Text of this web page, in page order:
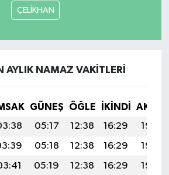
ÇELİKHAN
AYLIK NAMAZ VAKITLERI
GÜNEŞ ÖĞLE İKINDI
05:17 12:38 16:29
19:50
05:18 12:38 16:29
19:49
05:19 12:38 16:29
19:48